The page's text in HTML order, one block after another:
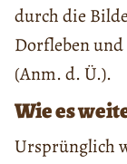
durch die
Dorfleben
(Anm. d. Ü.).
Wie es
Ursprünglich